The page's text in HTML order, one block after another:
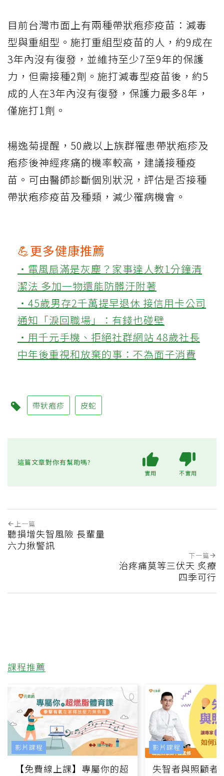
目前台灣市面上有兩種帶狀疱疹疫苗：減毒
型與重組型。施打重組型疫苗的人，約9成在
3年內沒有復發，並維持至少7至9年的保護
力，但需接種2劑。施打減毒型疫苗後，約5
成的人在3年內沒有復發，保護力最多8年，
僅施打1劑。
楊逸菊提醒，50歲以上族群罹患帶狀疱疹及
疱疹後神經疼痛的機率較高，建議接種疫
苗。可由醫師診斷個別狀況，評估是否接種
帶狀疱疹疫苗及種類，減少罹病機會。
💪更多健康推薦
‧電風扇滿是灰塵？家事達人教1分鐘清
潔法 多加一物還能防髒汙附著
‧45歲男存2千萬提早退休 接信用卡公司
通知「淚回職場」：有錢也碰壁
‧用千元手機、拒絕社群網站 48歲社長
中年後重視和放棄的事：不為面子消費
帶狀疱疹 皮蛇
這篇文章對你有幫助嗎?
實用 不實用
上一篇
聽損增失智風險 長輩量
六力揪警訊
下一篇
治疼痛莫等三伏天 炙療
四季可行
課程推薦
【免費線上課】專屬你的超
影片課程
失智者與照顧者
影片課程